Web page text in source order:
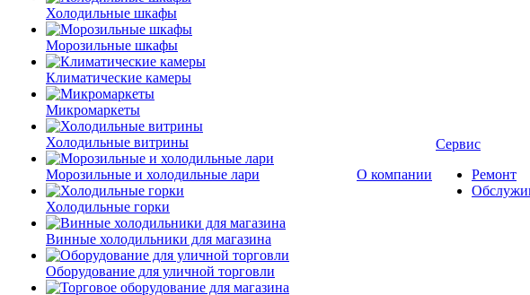
Холодильные шкафы
Морозильные шкафы
Климатические камеры
Микромаркеты
Холодильные витрины
Морозильные и холодильные лари
Холодильные горки
Винные холодильники для магазина
Оборудование для уличной торговли
О компании
Сервис
Ремонт